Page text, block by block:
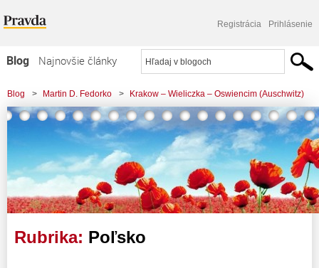
Registrácia Prihlásenie
Blog
Najnovšie články
Najčítanejšie články
Najkomentovanejšie články
Komerčné blogy
Blog > Martin D. Fedorko > Krakow – Wieliczka – Oswiencim (Auschwitz)
Rubrika: Poľsko